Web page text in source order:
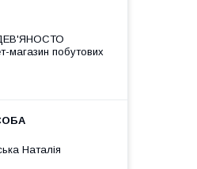
магазин побутових
Наталія